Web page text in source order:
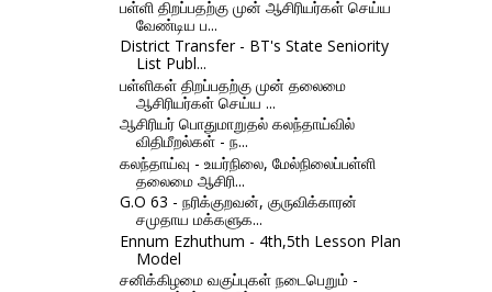
பள்ளி திறப்பதற்கு முன் ஆசிரியர்கள் செய்ய
வேண்டிய ப...
District Transfer - BT's State Seniority
List Publ...
பள்ளிகள் திறப்பதற்கு முன் தலைமை
ஆசிரியர்கள் செய்ய ...
ஆசிரியர் பொதுமாறுதல் கலந்தாய்வில்
விதிமீறல்கள் - ந...
கலந்தாய்வு - உயர்நிலை, மேல்நிலைப்பள்ளி
தலைமை ஆசிரி...
G.O 63 - நரிக்குறவன், குருவிக்காரன்
சமுதாய மக்களுக...
Ennum Ezhuthum - 4th,5th Lesson Plan
Model
சனிக்கிழமை வகுப்புகள் நடைபெறும் -